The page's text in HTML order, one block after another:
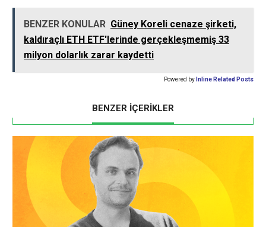
BENZER KONULAR Güney Koreli cenaze şirketi,
kaldıraçlı ETH ETF'lerinde gerçekleşmemiş 33
milyon dolarlık zarar kaydetti
Powered by Inline Related Posts
BENZER İÇERİKLER